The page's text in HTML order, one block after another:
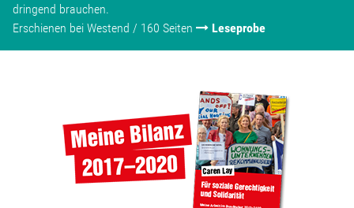
dringend brauchen.
Erschienen bei Westend / 160 Seiten
Leseprobe